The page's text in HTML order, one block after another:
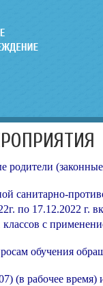
родители
санитарно-
по 17.12.2022 г.
с
обучения
(в рабочее